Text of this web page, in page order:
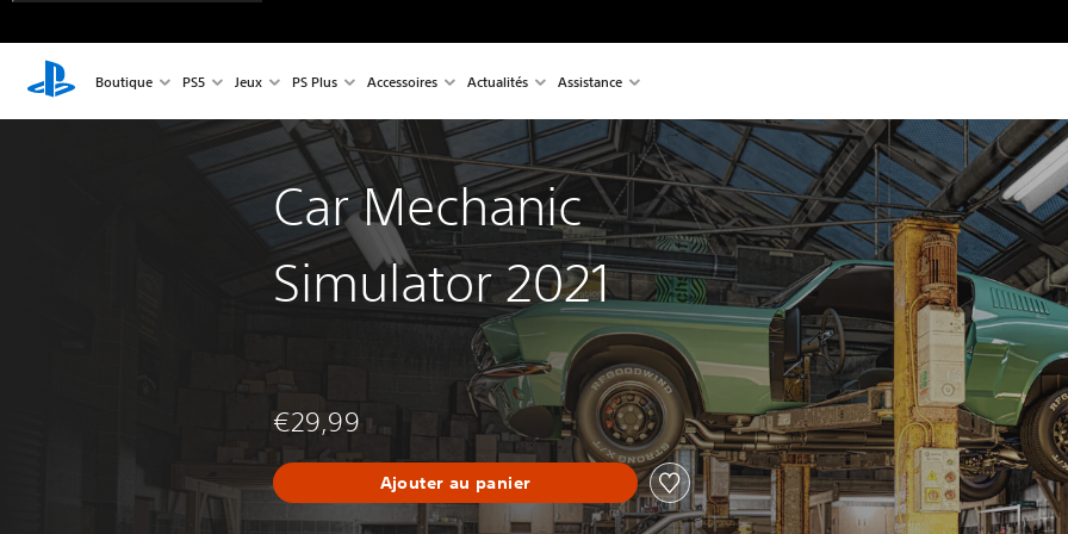
Boutique PS5 Jeux PS Plus Accessoires Actualités Assistance
Car Mechanic
Simulator 2021
€29,99
Ajouter au panier